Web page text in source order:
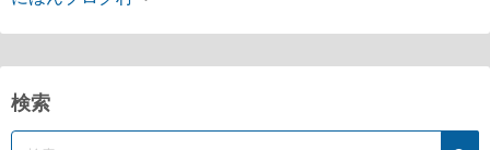
検索